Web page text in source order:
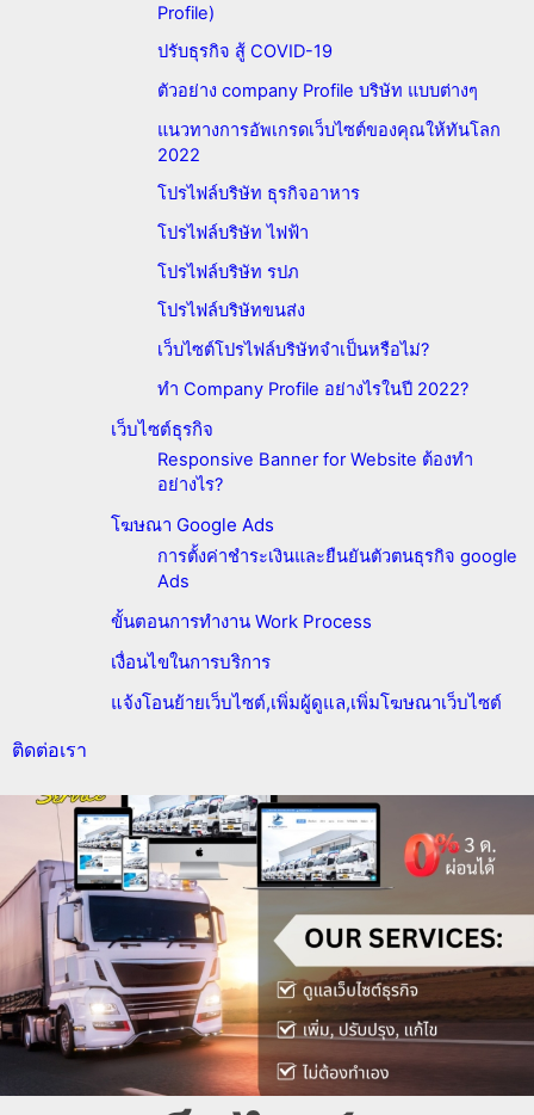
Profile)
ปรับธุรกิจ สู้ COVID-19
ตัวอย่าง company Profile บริษัท แบบต่างๆ
แนวทางการอัพเกรดเว็บไซต์ของคุณให้ทันโลก
2022
โปรไฟล์บริษัท ธุรกิจอาหาร
โปรไฟล์บริษัท ไฟฟ้า
โปรไฟล์บริษัท รปภ
โปรไฟล์บริษัทขนส่ง
เว็บไซต์โปรไฟล์บริษัทจำเป็นหรือไม่?
ทำ Company Profile อย่างไรในปี 2022?
เว็บไซต์ธุรกิจ
Responsive Banner for Website ต้องทำ
อย่างไร?
โฆษณา Google Ads
การตั้งค่าชำระเงินและยืนยันตัวตนธุรกิจ google
Ads
ขั้นตอนการทำงาน Work Process
เงื่อนไขในการบริการ
แจ้งโอนย้ายเว็บไซต์,เพิ่มผู้ดูแล,เพิ่มโฆษณาเว็บไซต์
ติดต่อเรา